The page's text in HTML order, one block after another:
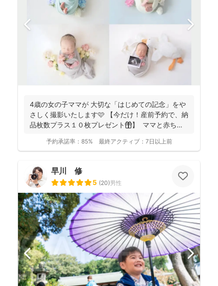
4歳の女の子ママが 大切な「はじめての記念」をや
さしく撮影いたします🩷 【今だけ！産前予約で、納
品枚数プラス１０枚プレゼント🎁】 ママと赤ちゃ
予約承諾率： 85% 最終アクティブ： 7日以上前
早川 修
5 (20)男性